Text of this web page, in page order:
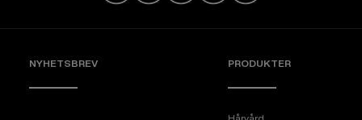
NYHETSBREV PRODUKTER